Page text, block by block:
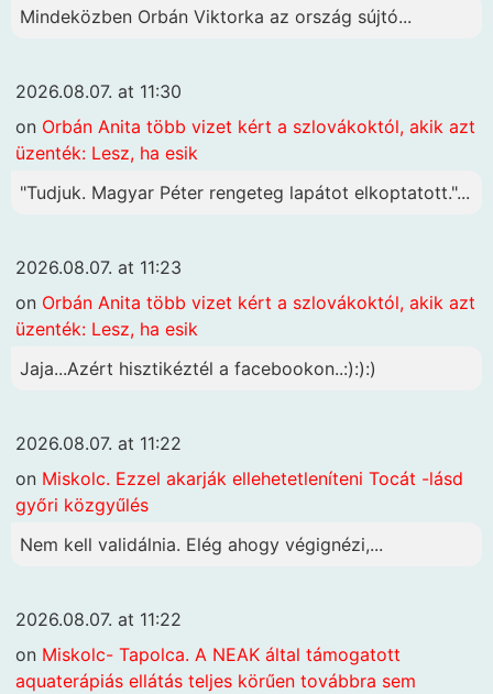
Mindeközben Orbán Viktorka az ország sújtó...
2026.08.07. at 11:30
on Orbán Anita több vizet kért a szlovákoktól, akik azt
üzenték: Lesz, ha esik
"Tudjuk. Magyar Péter rengeteg lapátot elkoptatott."...
2026.08.07. at 11:23
on Orbán Anita több vizet kért a szlovákoktól, akik azt
üzenték: Lesz, ha esik
Jaja...Azért hisztikéztél a facebookon..:):):)
2026.08.07. at 11:22
on Miskolc. Ezzel akarják ellehetetleníteni Tocát -lásd
győri közgyűlés
Nem kell validálnia. Elég ahogy végignézi,...
2026.08.07. at 11:22
on Miskolc- Tapolca. A NEAK által támogatott
aquaterápiás ellátás teljes körűen továbbra sem